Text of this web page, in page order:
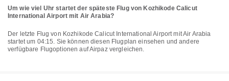
Um wie viel Uhr startet der späteste Flug von Kozhikode Calicut
International Airport mit Air Arabia?
Der letzte Flug von Kozhikode Calicut International Airport mit Air Arabia
startet um 04:15. Sie können diesen Flugplan einsehen und andere
verfügbare Flugoptionen auf Airpaz vergleichen.